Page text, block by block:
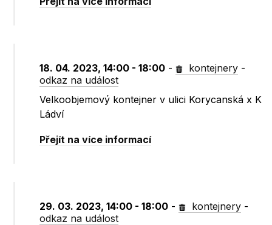
18. 04. 2023, 14:00 - 18:00 - kontejnery -
odkaz na událost
Velkoobjemový kontejner v ulici Korycanská x K
Ládví
Přejít na více informací
29. 03. 2023, 14:00 - 18:00 - kontejnery -
odkaz na událost